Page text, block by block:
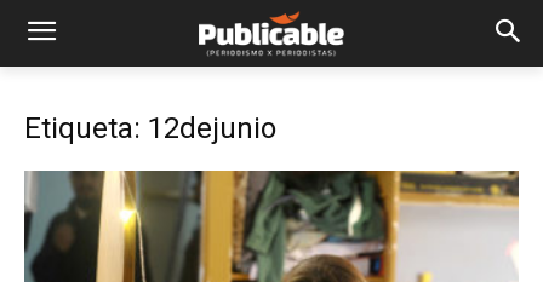
Etiqueta: 12dejunio